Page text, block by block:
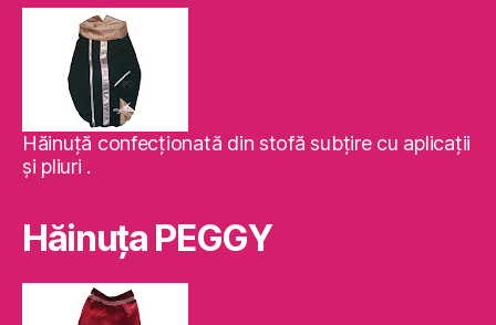
Hăinuţă confecţionată din stofă subţire cu aplicaţii
şi pliuri .
Hăinuţa PEGGY